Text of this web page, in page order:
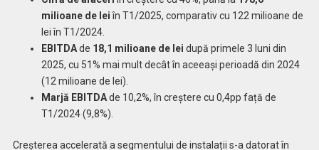
milioane de leiîn T1/2025, comparativ cu 122 milioane de
lei în T1/2024.
EBITDAde 18,1 milioane de lei după primele 3 luni din
2025, cu 51% mai mult decât în aceeași perioadă din 2024
(12 milioane de lei).
Marjă EBITDAde 10,2%, în creștere cu 0,4pp față de
T1/2024 (9,8%).
Creșterea accelerată a segmentului de instalații s-a datorat în